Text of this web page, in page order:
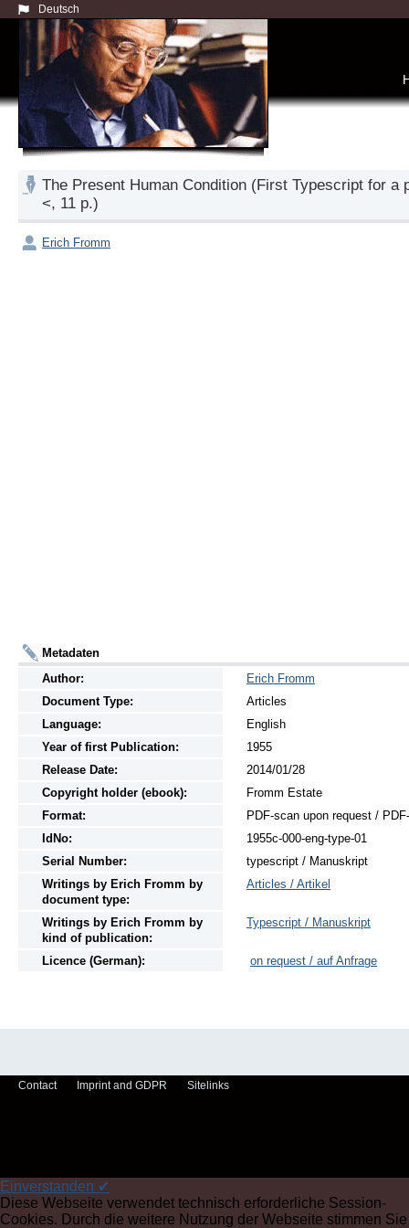
Deutsch
The Present Human Condition (First Typescript for a
<, 11 p.)
Erich Fromm
Metadaten
Author:
Erich Fromm
Document Type:
Articles
Language:
English
Year of first Publication:
1955
Release Date:
2014/01/28
Copyright holder (ebook):
Fromm Estate
Format:
PDF-scan upon request /
IdNo:
1955c-000-eng-type-01
Serial Number:
typescript / Manuskript
Writings by Erich Fromm by
document type:
Articles / Artikel
Writings by Erich Fromm by
kind of publication:
Typescript / Manuskript
Licence (German): on request / auf Anfrage
Contact Imprint and GDPR Sitelinks
Einverstanden ✔
Diese Webseite verwendet technisch erforderliche Session-
Cookies. Durch die weitere Nutzung der Webseite stimmen Sie